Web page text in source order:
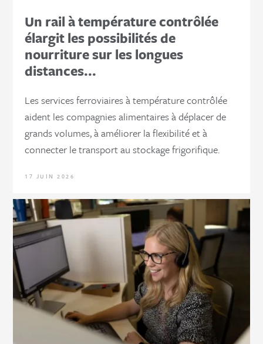
Un rail à température contrôlée
élargit les possibilités de
nourriture sur les longues
distances...
Les services ferroviaires à température contrôlée
aident les compagnies alimentaires à déplacer de
grands volumes, à améliorer la flexibilité et à
connecter le transport au stockage frigorifique.
17 JUIN 2026